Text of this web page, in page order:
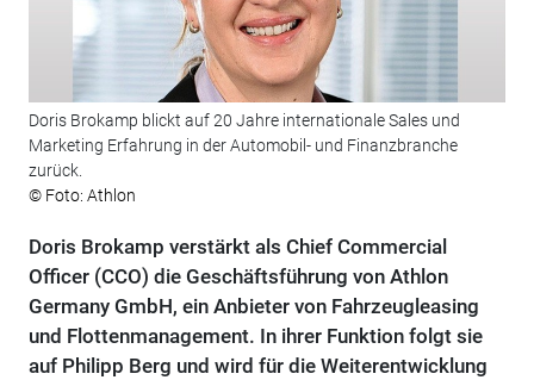
Doris Brokamp blickt auf 20 Jahre internationale Sales und
Marketing Erfahrung in der Automobil- und Finanzbranche
zurück.
© Foto: Athlon
Doris Brokamp verstärkt als Chief Commercial
Officer (CCO) die Geschäftsführung von Athlon
Germany GmbH, ein Anbieter von Fahrzeugleasing
und Flottenmanagement. In ihrer Funktion folgt sie
auf Philipp Berg und wird für die Weiterentwicklung